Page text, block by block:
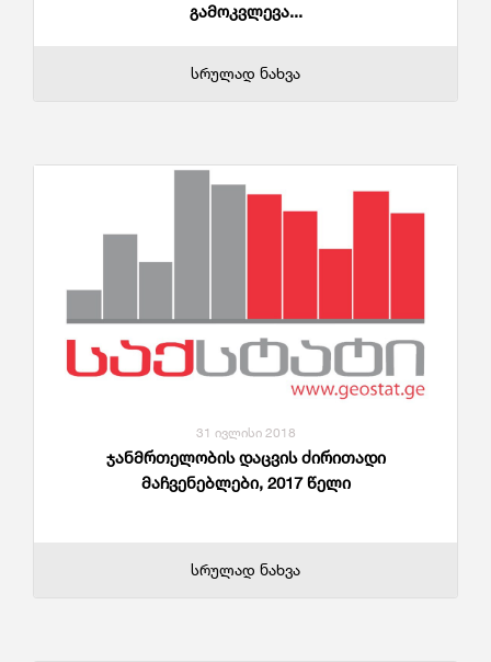
გამოკვლევა...
სრულად ნახვა
31 ივლისი 2018
ჯანმრთელობის დაცვის ძირითადი
მაჩვენებლები, 2017 წელი
სრულად ნახვა